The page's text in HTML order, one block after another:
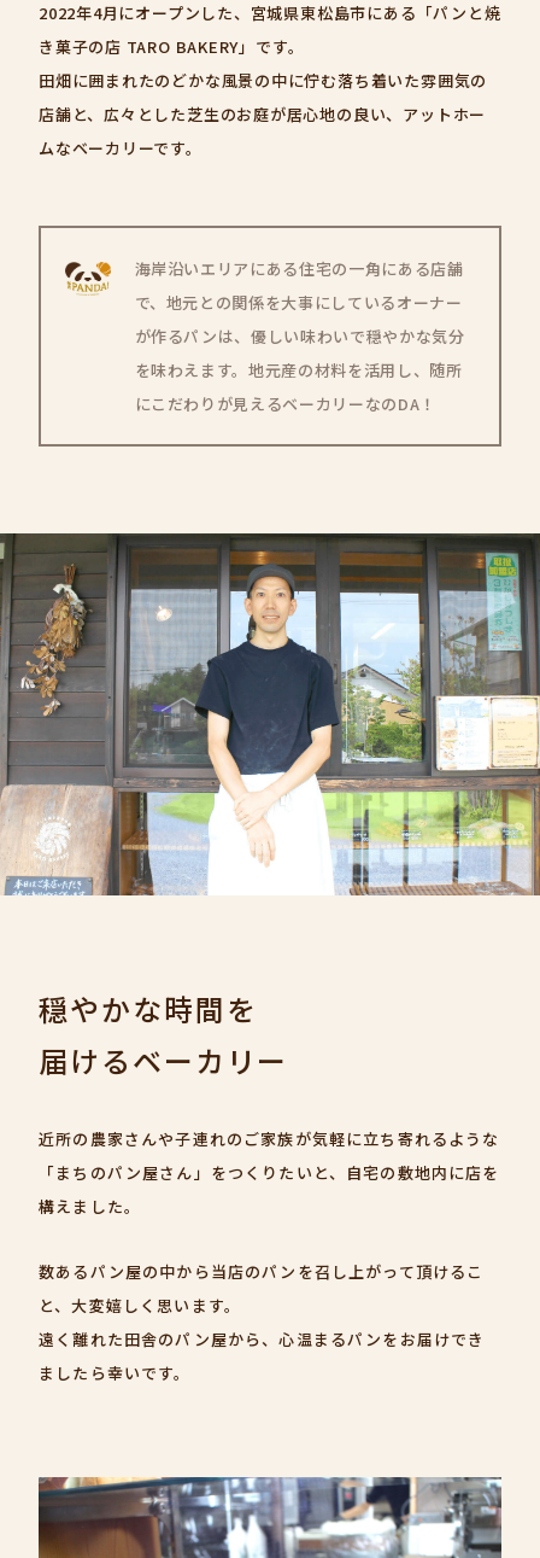
2022年4月にオープンした、宮城県東松島市にある「パンと焼
き菓子の店 TARO BAKERY」です。
田畑に囲まれたのどかな風景の中に佇む落ち着いた雰囲気の
店舗と、広々とした芝生のお庭が居心地の良い、アットホー
ムなベーカリーです。
海岸沿いエリアにある住宅の一角にある店舗
で、地元との関係を大事にしているオーナー
が作るパンは、優しい味わいで穏やかな気分
を味わえます。地元産の材料を活用し、随所
にこだわりが見えるベーカリーなのDA！
穏やかな時間を
届けるベーカリー
近所の農家さんや子連れのご家族が気軽に立ち寄れるような
「まちのパン屋さん」をつくりたいと、自宅の敷地内に店を
構えました。
数あるパン屋の中から当店のパンを召し上がって頂けるこ
と、大変嬉しく思います。
遠く離れた田舎のパン屋から、心温まるパンをお届けでき
ましたら幸いです。